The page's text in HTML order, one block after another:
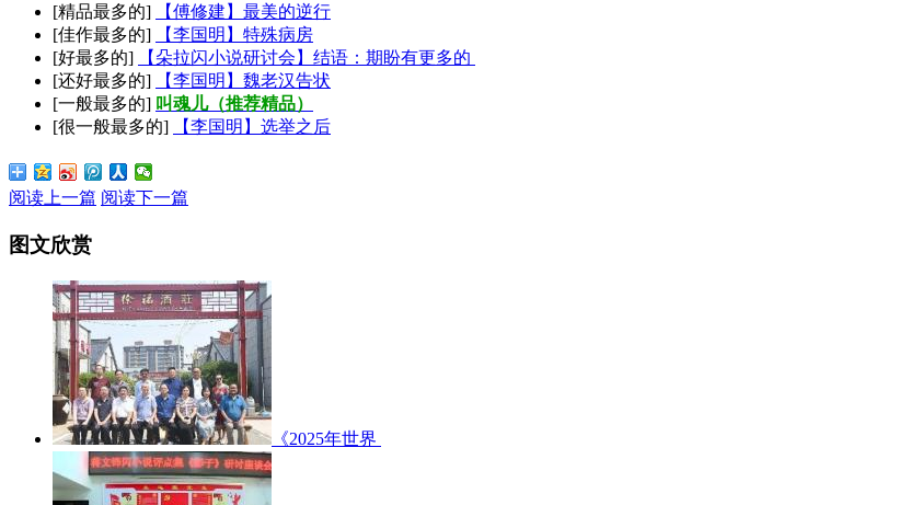
[精品最多的]
【傅修建】最美的逆行
[佳作最多的]
【李国明】特殊病房
[好最多的]
【朵拉闪小说研讨会】结语：期盼有更多的
[还好最多的]
【李国明】魏老汉告状
[一般最多的] 叫魂儿（推荐精品）
[很一般最多的]
【李国明】选举之后
阅读上一篇 阅读下一篇
图文欣赏
《2025年世界